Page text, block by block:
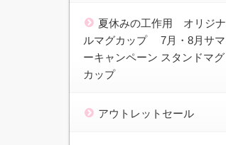
夏休みの工作用 オリジナ
ルマグカップ 7月・8月サマ
ーキャンペーン スタンドマグ
カップ
アウトレットセール